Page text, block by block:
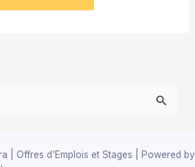
| Offres d'Emplois et Stages | Powered by